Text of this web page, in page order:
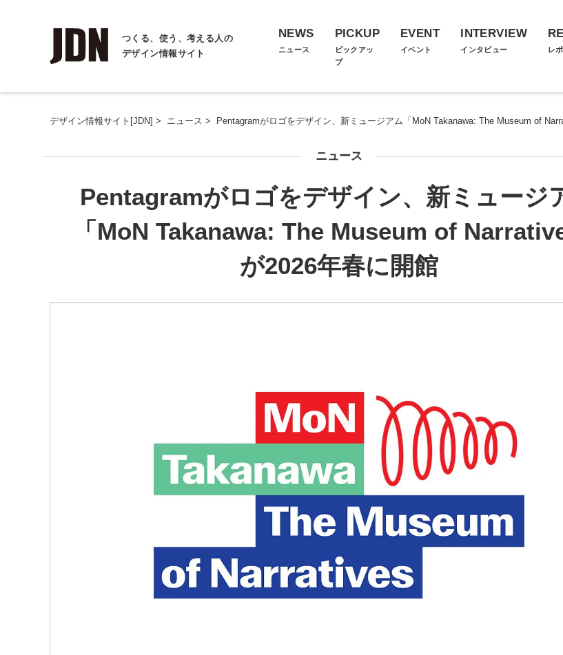
つくる、使う、考える人の
デザイン情報サイト
NEWS
ニュース
PICKUP
ピックアッ
プ
EVENT
イベント
INTERVIEW
インタビュー レ
デザイン情報サイト[JDN] > ニュース > Pentagramがロゴをデザイン、新ミュージアム「MoN Takanawa: The Museum of
ニュース
Pentagramがロゴをデザイン、新ミュージ
「MoN Takanawa: The Museum of
が2026年春に開館